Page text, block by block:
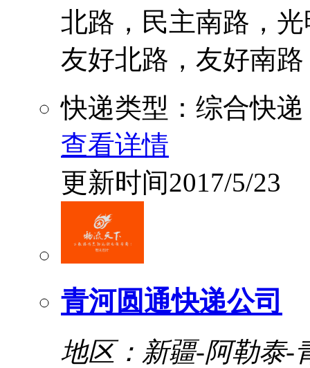
北路，民主南路，
友好北路，友好南
快递类型：综合快递
查看详情
更新时间2017/5/23
青河圆通快递公司
地区：新疆-阿勒泰-